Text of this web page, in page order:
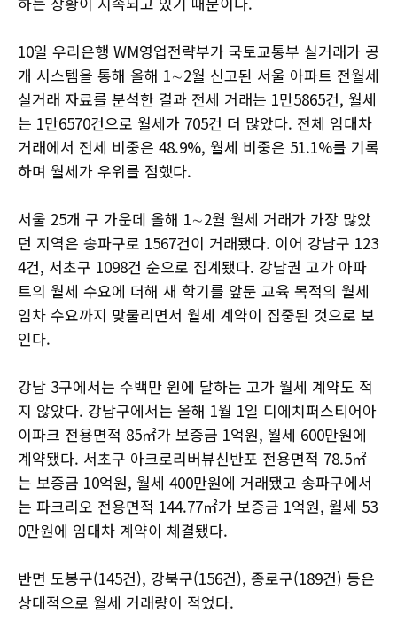
10일 우리은행 WM영업전략부가 국토교통부 실거래가 공
개 시스템을 통해 올해 1∼2월 신고된 서울 아파트 전월세
실거래 자료를 분석한 결과 전세 거래는 1만5865건, 월세
는 1만6570건으로 월세가 705건 더 많았다. 전체 임대차
거래에서 전세 비중은 48.9%, 월세 비중은 51.1%를 기록
하며 월세가 우위를 점했다.
서울 25개 구 가운데 올해 1∼2월 월세 거래가 가장 많았
던 지역은 송파구로 1567건이 거래됐다. 이어 강남구 123
4건, 서초구 1098건 순으로 집계됐다. 강남권 고가 아파
트의 월세 수요에 더해 새 학기를 앞둔 교육 목적의 월세
임차 수요까지 맞물리면서 월세 계약이 집중된 것으로 보
인다.
강남 3구에서는 수백만 원에 달하는 고가 월세 계약도 적
지 않았다. 강남구에서는 올해 1월 1일 디에치퍼스티어아
이파크 전용면적 85㎡가 보증금 1억원, 월세 600만원에
계약됐다. 서초구 아크로리버뷰신반포 전용면적 78.5㎡
는 보증금 10억원, 월세 400만원에 거래됐고 송파구에서
는 파크리오 전용면적 144.77㎡가 보증금 1억원, 월세 53
0만원에 임대차 계약이 체결됐다.
반면 도봉구(145건), 강북구(156건), 종로구(189건) 등은
상대적으로 월세 거래량이 적었다.